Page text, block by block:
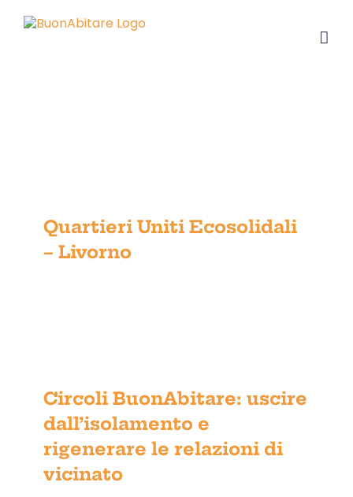
Livorno
Quartieri Uniti Ecosolidali
– Livorno
Circoli BuonAbitare: uscire
dall’isolamento e rigenerare le
relazioni di vicinato
Circoli BuonAbitare: uscire
dall’isolamento e
rigenerare le relazioni di
vicinato